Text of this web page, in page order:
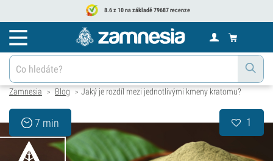
8.6 z 10 na základě 79687 recenze
Zamnesia > Blog > Jaký je rozdíl mezi jednotlivými kmeny kratomu?
7 min 1